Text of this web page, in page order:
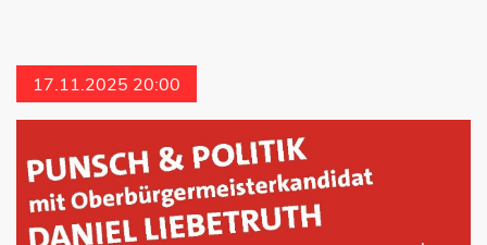
17.11.2025 20:00